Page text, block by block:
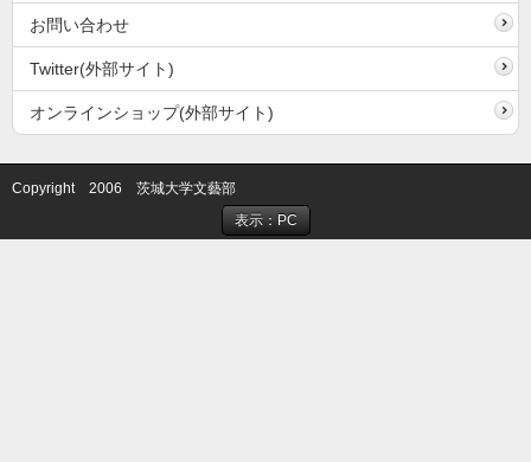
お問い合わせ
Twitter(外部サイト)
オンラインショップ(外部サイト)
Copyright 2006 茨城大学文藝部
表示：PC